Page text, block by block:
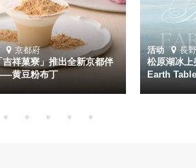
京都府
祥菓寮」推出全新京都伴
黄豆粉布丁
活动 長
松原湖冰
Earth